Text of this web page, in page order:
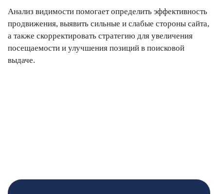
Анализ видимости помогает определить эффективность
продвижения, выявить сильные и слабые стороны сайта,
а также скорректировать стратегию для увеличения
посещаемости и улучшения позиций в поисковой
выдаче.